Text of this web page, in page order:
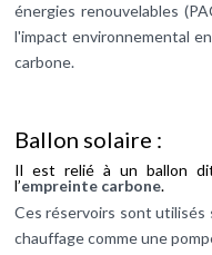
énergies renouvelables
l'impact environnemental
carbone.
Ballon solaire :
Il est relié à un ballon
l’empreinte carbone.
Ces réservoirs sont utilisés
chauffage comme une